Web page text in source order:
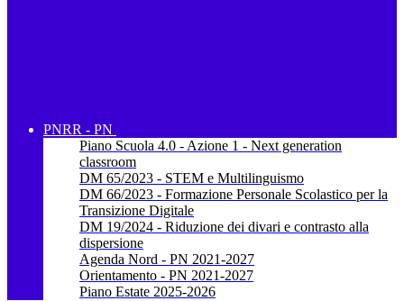
PNRR - PN
Piano Scuola 4.0 - Azione 1 - Next generation
classroom
DM 65/2023 - STEM e Multilinguismo
DM 66/2023 - Formazione Personale Scolastico per la
Transizione Digitale
DM 19/2024 - Riduzione dei divari e contrasto alla
dispersione
Agenda Nord - PN 2021-2027
Orientamento - PN 2021-2027
Piano Estate 2025-2026